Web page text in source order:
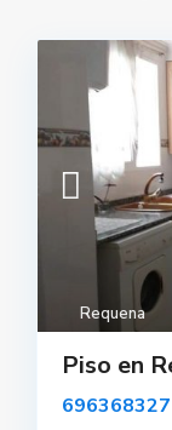
Requena
Piso en
696368327